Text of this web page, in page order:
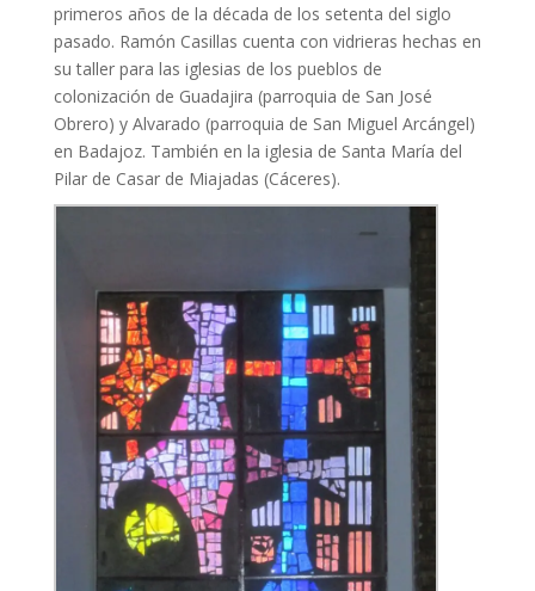
primeros años de la década de los setenta del siglo
pasado. Ramón Casillas cuenta con vidrieras hechas en
su taller para las iglesias de los pueblos de
colonización de Guadajira (parroquia de San José
Obrero) y Alvarado (parroquia de San Miguel Arcángel)
en Badajoz. También en la iglesia de Santa María del
Pilar de Casar de Miajadas (Cáceres).